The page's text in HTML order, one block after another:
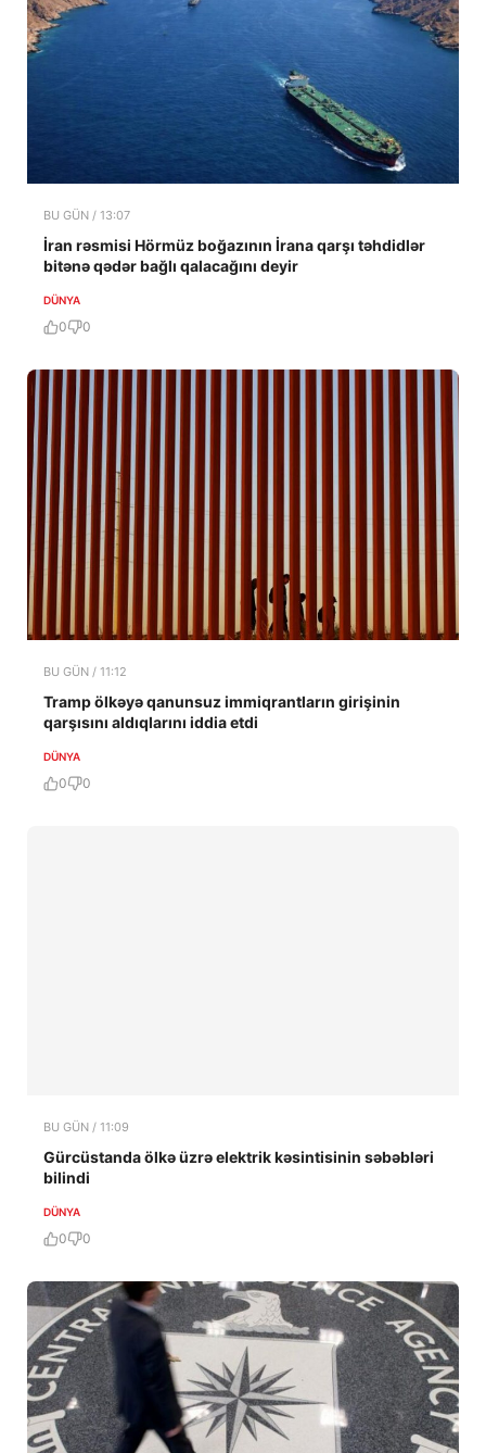
BU GÜN / 13:07
İran rəsmisi Hörmüz boğazının İrana qarşı təhdidlər
bitənə qədər bağlı qalacağını deyir
DÜNYA
0 0
BU GÜN / 11:12
Tramp ölkəyə qanunsuz immiqrantların girişinin
qarşısını aldıqlarını iddia etdi
DÜNYA
0 0
BU GÜN / 11:09
Gürcüstanda ölkə üzrə elektrik kəsintisinin səbəbləri
bilindi
DÜNYA
0 0